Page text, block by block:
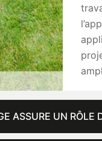
ASSURE UN RÔLE